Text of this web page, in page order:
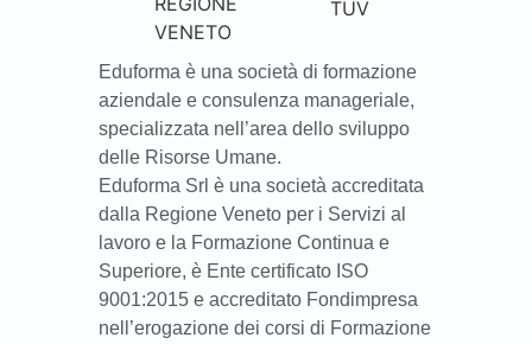
Eduforma è una società di formazione
aziendale e consulenza manageriale,
specializzata nell’area dello sviluppo
delle Risorse Umane.
Eduforma Srl è una società accreditata
dalla Regione Veneto per i Servizi al
lavoro e la Formazione Continua e
Superiore, è Ente certificato ISO
9001:2015 e accreditato Fondimpresa
nell’erogazione dei corsi di Formazione